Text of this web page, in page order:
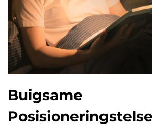
Buigsame